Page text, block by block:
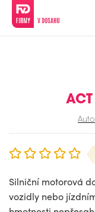
Silniční motorová
vozidly nebo